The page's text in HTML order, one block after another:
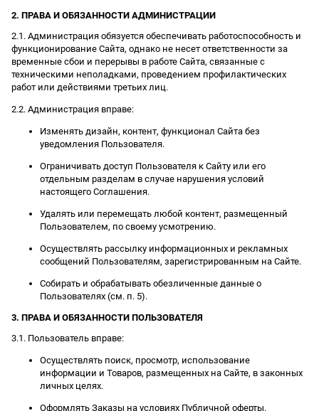
2. ПРАВА И ОБЯЗАННОСТИ АДМИНИСТРАЦИИ
2.1. Администрация обязуется обеспечивать работоспособность и
функционирование Сайта, однако не несет ответственности за
временные сбои и перерывы в работе Сайта, связанные с
техническими неполадками, проведением профилактических
работ или действиями третьих лиц.
2.2. Администрация вправе:
Изменять дизайн, контент, функционал Сайта без
уведомления Пользователя.
Ограничивать доступ Пользователя к Сайту или его
отдельным разделам в случае нарушения условий
настоящего Соглашения.
Удалять или перемещать любой контент, размещенный
Пользователем, по своему усмотрению.
Осуществлять рассылку информационных и рекламных
сообщений Пользователям, зарегистрированным на Сайте.
Собирать и обрабатывать обезличенные данные о
Пользователях (см. п. 5).
3. ПРАВА И ОБЯЗАННОСТИ ПОЛЬЗОВАТЕЛЯ
3.1. Пользователь вправе:
Осуществлять поиск, просмотр, использование
информации и Товаров, размещенных на Сайте, в законных
личных целях.
Оформлять Заказы на условиях Публичной оферты.